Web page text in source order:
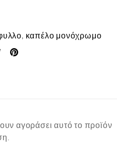
, καπέλο μονόχρωμο
αγοράσει αυτό το προϊόν